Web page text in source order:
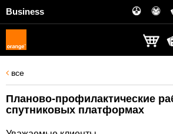
Business
все
Планово-профилактические
спутниковых платформах